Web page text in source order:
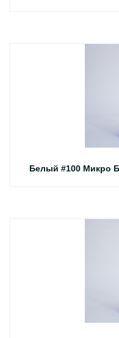
Белый #100 Микро